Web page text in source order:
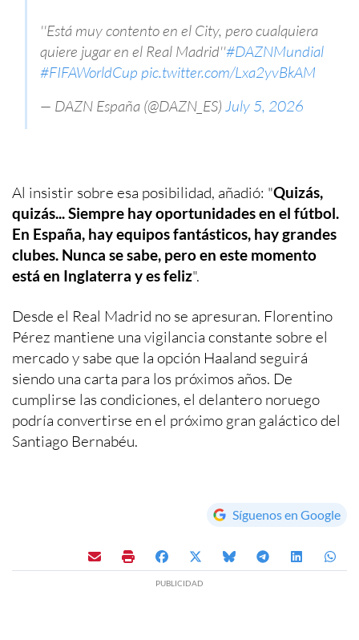
''Está muy contento en el City, pero cualquiera
quiere jugar en el Real Madrid''#DAZNMundial
#FIFAWorldCup pic.twitter.com/Lxa2yvBkAM
— DAZN España (@DAZN_ES) July 5, 2026
Al insistir sobre esa posibilidad, añadió: "Quizás,
quizás... Siempre hay oportunidades en el fútbol.
En España, hay equipos fantásticos, hay grandes
clubes. Nunca se sabe, pero en este momento
está en Inglaterra y es feliz".
Desde el Real Madrid no se apresuran. Florentino
Pérez mantiene una vigilancia constante sobre el
mercado y sabe que la opción Haaland seguirá
siendo una carta para los próximos años. De
cumplirse las condiciones, el delantero noruego
podría convertirse en el próximo gran galáctico del
Santiago Bernabéu.
Síguenos en Google